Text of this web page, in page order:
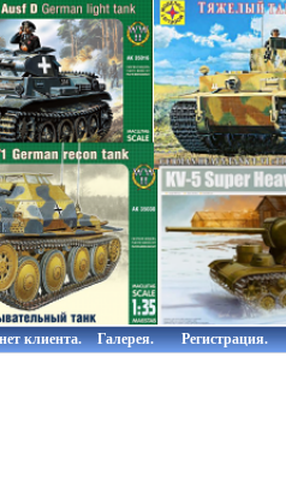
клиента. Галерея. Регистрация.